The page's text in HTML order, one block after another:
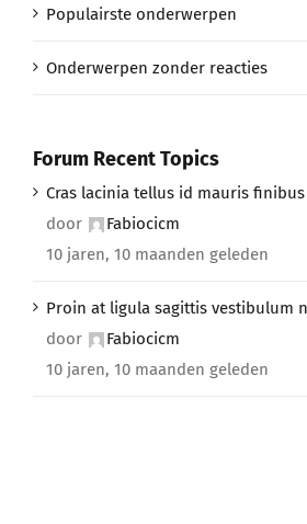
Populairste onderwerpen
Onderwerpen zonder reacties
Forum Recent Topics
Cras lacinia tellus id mauris
door
Fabiocicm
10 jaren, 10 maanden geleden
Proin at ligula sagittis vestibulum
door
Fabiocicm
10 jaren, 10 maanden geleden